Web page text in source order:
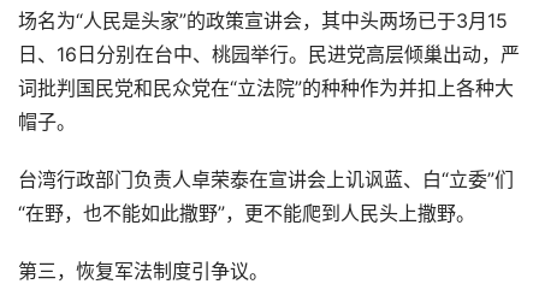
场名为“人民是头家”的政策宣讲会，其中头两场已于3月15
日、16日分别在台中、桃园举行。民进党高层倾巢出动，严
词批判国民党和民众党在“立法院”的种种作为并扣上各种大
帽子。
台湾行政部门负责人卓荣泰在宣讲会上讥讽蓝、白“立委”们
“在野，也不能如此撒野”，更不能爬到人民头上撒野。
第三，恢复军法制度引争议。